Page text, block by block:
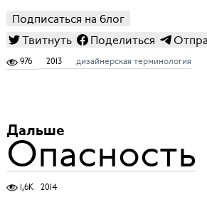
Подписаться на блог
Твитнуть
Поделиться
976 2013 дизайнерская терминология
Дальше
Опасность
1,6K 2014